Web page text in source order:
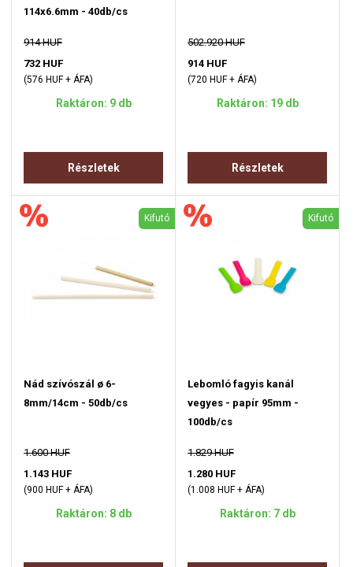
114x6.6mm - 40db/cs
914 HUF
732 HUF
(576 HUF + ÁFA)
Raktáron: 9 db
Részletek
502.920 HUF
914 HUF
(720 HUF + ÁFA)
Raktáron: 19 db
Részletek
Kifutó
Nád szívószál ø 6-
8mm/14cm - 50db/cs
1.600 HUF
1.143 HUF
(900 HUF + ÁFA)
Raktáron: 8 db
Kifutó
Lebomló fagyis kanál
vegyes - papír 95mm -
100db/cs
1.829 HUF
1.280 HUF
(1.008 HUF + ÁFA)
Raktáron: 7 db